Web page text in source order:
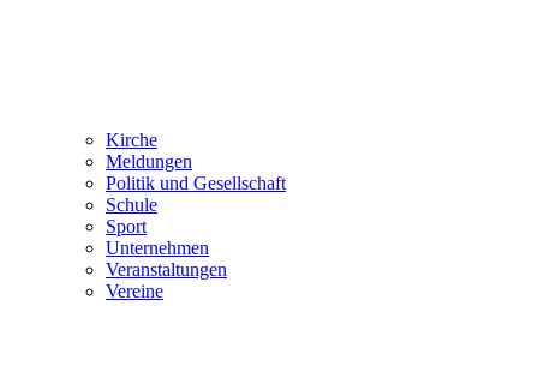
Kirche
Meldungen
Politik und Gesellschaft
Schule
Sport
Unternehmen
Veranstaltungen
Vereine